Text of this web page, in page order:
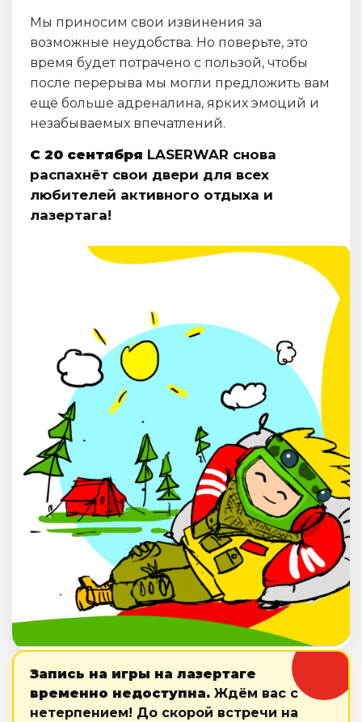
Мы приносим свои извинения за
возможные неудобства. Но поверьте, это
время будет потрачено с пользой, чтобы
после перерыва мы могли предложить вам
ещё больше адреналина, ярких эмоций и
незабываемых впечатлений.
С 20 сентября LASERWAR снова
распахнёт свои двери для всех
любителей активного отдыха и
лазертага!
Запись на игры на лазертаге
временно недоступна. Ждём вас с
нетерпением! До скорой встречи на